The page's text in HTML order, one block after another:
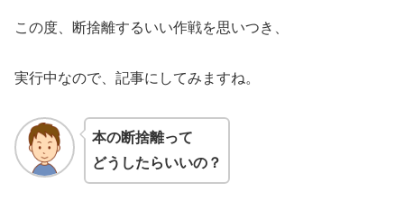
この度、断捨離するいい作戦を思いつき、
実行中なので、記事にしてみますね。
本の断捨離って
どうしたらいいの？